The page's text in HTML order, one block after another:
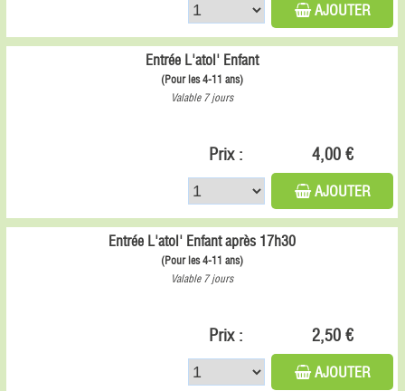
AJOUTER
Entrée L'atol' Enfant
(Pour les 4-11 ans)
Valable 7 jours
Prix : 4,00 €
AJOUTER
Entrée L'atol' Enfant après 17h30
(Pour les 4-11 ans)
Valable 7 jours
Prix : 2,50 €
AJOUTER